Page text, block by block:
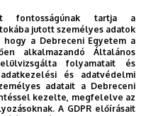
fontosságúnak tartja a
jutott személyes adatok
a Debreceni Egyetem a
alkalmazandó Általános
folyamatait és
és adatvédelmi
adatait a Debreceni
kezelte, megfelelve az
A GDPR előírásait
Klinikai Központ,
Klinika, földszint,
Fekvőbeteg